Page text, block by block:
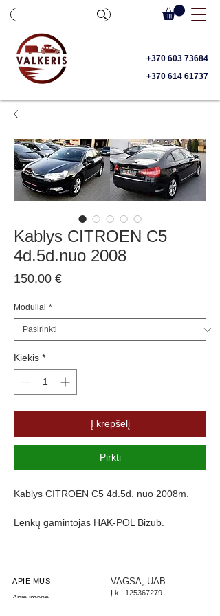
+370 603 73684
+370 614 61737
Kablys CITROEN C5
4d.5d.nuo 2008
150,00 €Price
Moduliai *
Kiekis *
Į krepšelį
Pirkti
Kablys CITROEN C5 4d.5d. nuo 2008m.
Lenkų gamintojas HAK-POL Bizub.
50eur, 13 kontaktų + 65 eur
PREKĖS SAVYBĖS
APIE MUS
Apie įmonę
VAGSA, UAB
Į.k.: 125367279